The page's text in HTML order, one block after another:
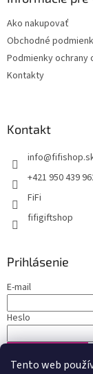
Tento web
Ako nakupovať
Obchodné
Podmienky ochrany
Kontakty
Kontakt
info@
+421 950 439
FiFi
fifigiftshop
Prihlásenie
E-mail
Heslo